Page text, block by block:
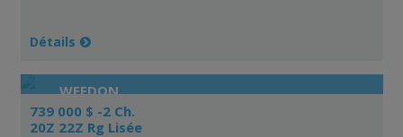
Détails
WEEDON
739 000 $ -2 Ch.
20Z 22Z Rg Lisée